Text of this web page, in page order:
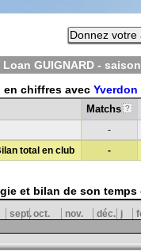
Donnez votre
Loan GUIGNARD - saison
en chiffres avec Yverdon
Matchs ?
-
total en club
-
et bilan de son temps
sept.oct. nov. déc. j